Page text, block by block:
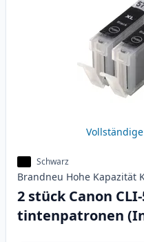
Schwarz
Brandneu Hohe Kapazität
2 stück Canon
tintenpatronen